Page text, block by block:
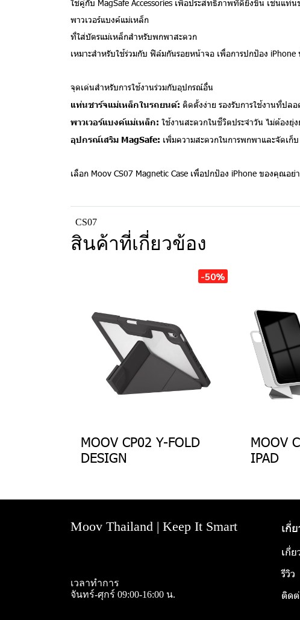
ใช้คู่กับ MagSafe Accessories เพื่อประสิทธิภาพที่ดียิ่งขึ้น เช่นแท่น
พาวเวอร์แบงค์แม่เหล็ก
ที่ใส่บัตรแม่เหล็กสำหรับพกพาสะดวก
เหมาะสำหรับใช้ร่วมกับ ฟิล์มกันรอยหน้าจอ เพื่อการปกป้อง
จุดเด่นสำหรับการใช้งานร่วมกับอุปกรณ์อื่น
แท่นชาร์จแม่เหล็กในรถยนต์: ติดตั้งง่าย รองรับการใช้งานที่ปล
พาวเวอร์แบงค์แม่เหล็ก: ใช้งานสะดวกในชีวิตประจำวัน ไม่ต้องยุ่
อุปกรณ์เสริม MagSafe: เพิ่มความสะดวกในการพกพาและจัดเก็บ
เลือก Moov CS07 Magnetic Case เพื่อปกป้อง iPhone ของคุณ
CS07
สินค้าที่เกี่ยวข้อง
-50%
MOOV CP02 Y-FOLD
DESIGN
MOOV
IPAD
Moov Thailand | Keep It Smart
เวลาทำการ
จันทร์-ศุกร์ 09:00-16:00 น.
เกี่
เกี่
รีวิว
ติด